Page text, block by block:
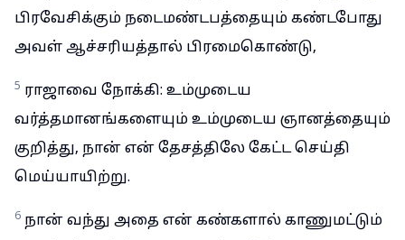
பிரவேசிக்கும் நடைமண்டபத்தையும் கண்டபோது
அவள் ஆச்சரியத்தால் பிரமைகொண்டு,
5 ராஜாவை நோக்கி: உம்முடைய
வர்த்தமானங்களையும் உம்முடைய ஞானத்தையும்
குறித்து, நான் என் தேசத்திலே கேட்ட செய்தி
மெய்யாயிற்று.
6 நான் வந்து அதை என் கண்களால் காணுமட்டும்